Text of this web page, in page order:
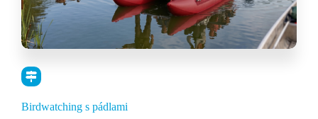
Birdwatching s pádlami